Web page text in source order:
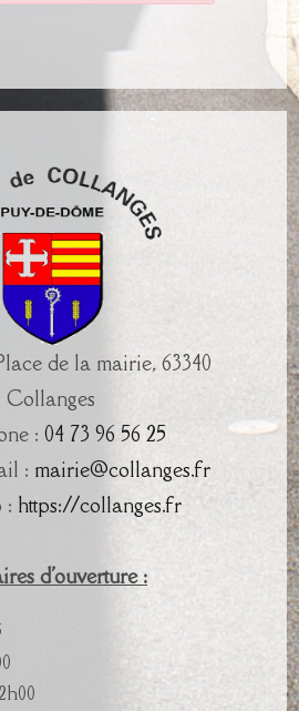
de la mairie, 63340
Collanges
: 04 73 96 56 25
: mairie@collanges.fr
: https://collanges.fr
d'ouverture :